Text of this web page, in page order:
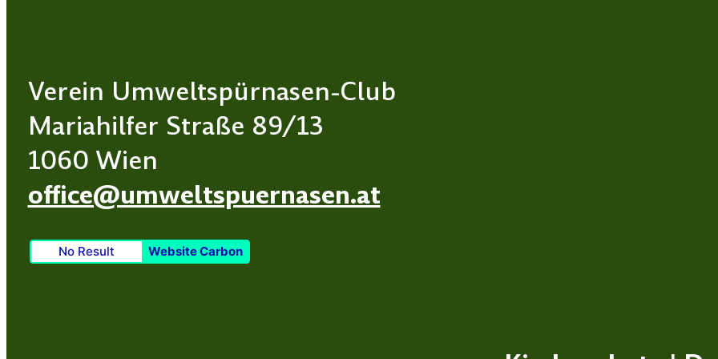
Verein Umweltspürnasen-Club
Mariahilfer Straße 89/13
1060 Wien
office@umweltspuernasen.at
No Result Website Carbon